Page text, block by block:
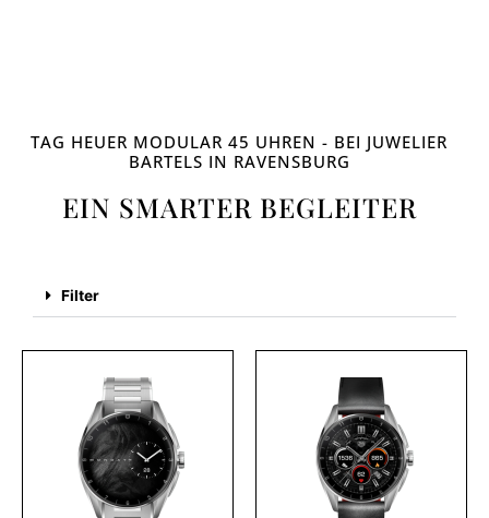
TAG HEUER MODULAR 45 UHREN - BEI JUWELIER
BARTELS IN RAVENSBURG
EIN SMARTER BEGLEITER
Filter